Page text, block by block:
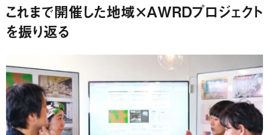
これまで開催した地域×AWRDプロジェクト
を振り返る